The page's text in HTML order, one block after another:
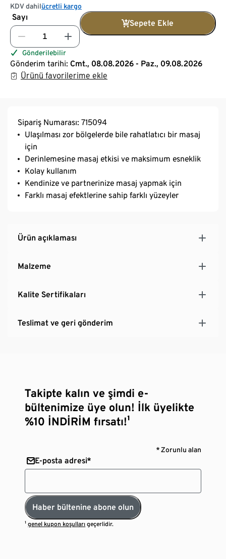
KDV dahilücretli kargo
Sayı
Sepete Ekle
Gönderilebilir
Gönderim tarihi: Cmt., 08.08.2026 - Paz., 09.08.2026
Ürünü favorilerime ekle
Sipariş Numarası: 715094
Ulaşılması zor bölgelerde bile rahatlatıcı bir masaj
için
Derinlemesine masaj etkisi ve maksimum esneklik
Kolay kullanım
Kendinize ve partnerinize masaj yapmak için
Farklı masaj efektlerine sahip farklı yüzeyler
Ürün açıklaması
Malzeme
Kalite Sertifikaları
Teslimat ve geri gönderim
Takipte kalın ve şimdi e-
bültenimize üye olun! İlk üyelikte
%10 İNDİRİM fırsatı!¹
* Zorunlu alan
E-posta adresi*
Haber bültenine abone olun
¹genel kupon koşulları geçerlidir.